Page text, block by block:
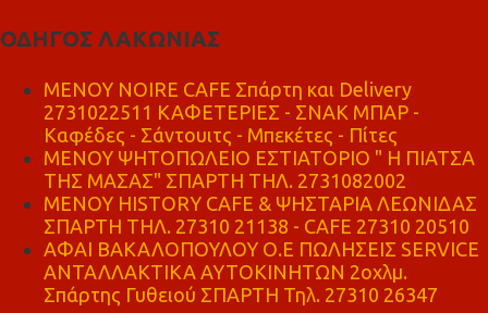
ΟΔΗΓΟΣ ΛΑΚΩΝΙΑΣ
MENOY NOIRE CAFE Σπάρτη και Delivery
2731022511 ΚΑΦΕΤΕΡΙΕΣ - ΣΝΑΚ ΜΠΑΡ -
Καφέδες - Σάντουιτς - Μπεκέτες - Πίτες
ΜΕΝΟΥ ΨΗΤΟΠΩΛΕΙΟ ΕΣΤΙΑΤΟΡΙΟ " Η ΠΙΑΤΣΑ
ΤΗΣ ΜΑΣΑΣ" ΣΠΑΡΤΗ ΤΗΛ. 2731082002
ΜΕΝΟΥ HISTORY CAFE & ΨΗΣΤΑΡΙΑ ΛΕΩΝΙΔΑΣ
ΣΠΑΡΤΗ ΤΗΛ. 27310 21138 - CAFE 27310 20510
ΑΦΑΙ ΒΑΚΑΛΟΠΟΥΛΟΥ Ο.Ε ΠΩΛΗΣΕΙΣ SERVICE
ΑΝΤΑΛΛΑΚΤΙΚΑ ΑΥΤΟΚΙΝΗΤΩΝ 2οχλμ.
Σπάρτης Γυθειού ΣΠΑΡΤΗ Τηλ. 27310 26347